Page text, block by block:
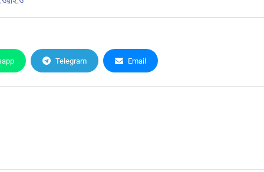
Telegram Email